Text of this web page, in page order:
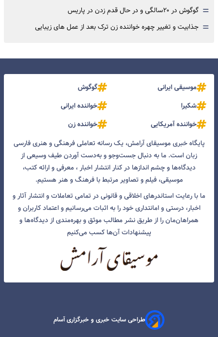
= گوگوش در ۲۰سالگی و در حال قدم زدن در پاریس
= جذابیت و تغییر چهره خواننده زن ترک بعد از عمل های زیبایی
موسیقی ایرانی
گوگوش
شکیرا
خواننده ایرانی
خواننده آمریکایی
خواننده زن
پایگاه خبری موسیقای آرامش، یک رسانه تعاملی فرهنگی و هنری فارسی
زبان است. ما به دنبال جست‌و‌جو و به‌دست آوردن طیف وسیعی از
دیدگاه‌ها و چشم انداز‌ها در کنار انتشار اخبار ، معرفی و ارائه کتب،
موسیقی، فیلم و تصاویر مرتبط با فرهنگ و هنر هستیم.
ما با رعایت استاندرهای اخلاقی و قانونی در تمامی تعاملات و انتشار آثار و
اخبار، درستی و امانتداری خود را به اثبات می‌رسانیم و اعتماد کاربران و
همراهان‌مان را از طریق نشر مطالب موثق و بهره‌مندی از دیدگاه‌ها و
پیشنهادات آن‌ها کسب می‌کنیم
طراحی سایت خبری و خبرگزاری آسام